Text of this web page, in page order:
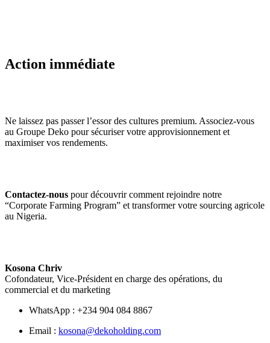
Action immédiate
Ne laissez pas passer l’essor des cultures premium. Associez‑vous
au Groupe Deko pour sécuriser votre approvisionnement et
maximiser vos rendements.
Contactez-nous pour découvrir comment rejoindre notre
“Corporate Farming Program” et transformer votre sourcing agricole
au Nigeria.
Kosona Chriv
Cofondateur, Vice-Président en charge des opérations, du
commercial et du marketing
WhatsApp : +234 904 084 8867
Email : kosona@dekoholding.com